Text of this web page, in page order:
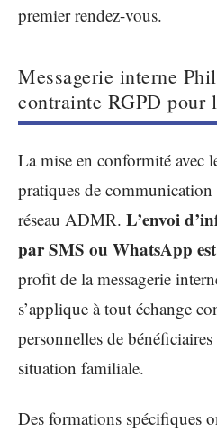
premier rendez-vous.
Messagerie interne
contrainte RGPD pour
La mise en conformité avec
pratiques de
réseau ADMR. L’envoi
par SMS ou WhatsApp
profit de la messagerie
s’applique à tout échange
personnelles de bénéficiaires
situation familiale.
Des formations spécifiques